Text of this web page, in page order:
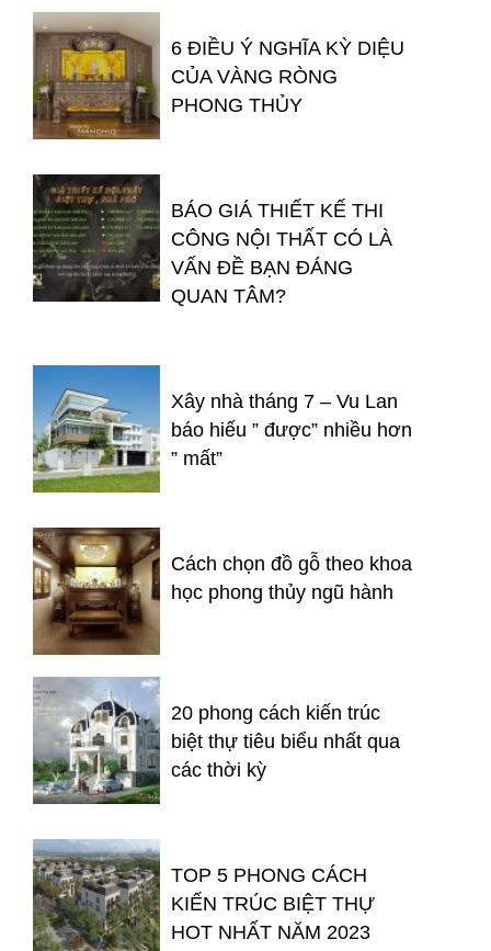
6 ĐIỀU Ý NGHĨA KỲ DIỆU
CỦA VÀNG RÒNG
PHONG THỦY
BÁO GIÁ THIẾT KẾ THI
CÔNG NỘI THẤT CÓ LÀ
VẤN ĐỀ BẠN ĐÁNG
QUAN TÂM?
Xây nhà tháng 7 – Vu Lan
báo hiếu ” được” nhiều hơn
” mất”
Cách chọn đồ gỗ theo khoa
học phong thủy ngũ hành
20 phong cách kiến trúc
biệt thự tiêu biểu nhất qua
các thời kỳ
TOP 5 PHONG CÁCH
KIẾN TRÚC BIỆT THỰ
HOT NHẤT NĂM 2023